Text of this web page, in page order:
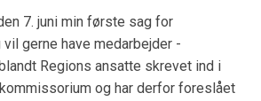
7. juni min første sag for
gerne have medarbejder -
Regions ansatte skrevet ind i
og har derfor foreslået